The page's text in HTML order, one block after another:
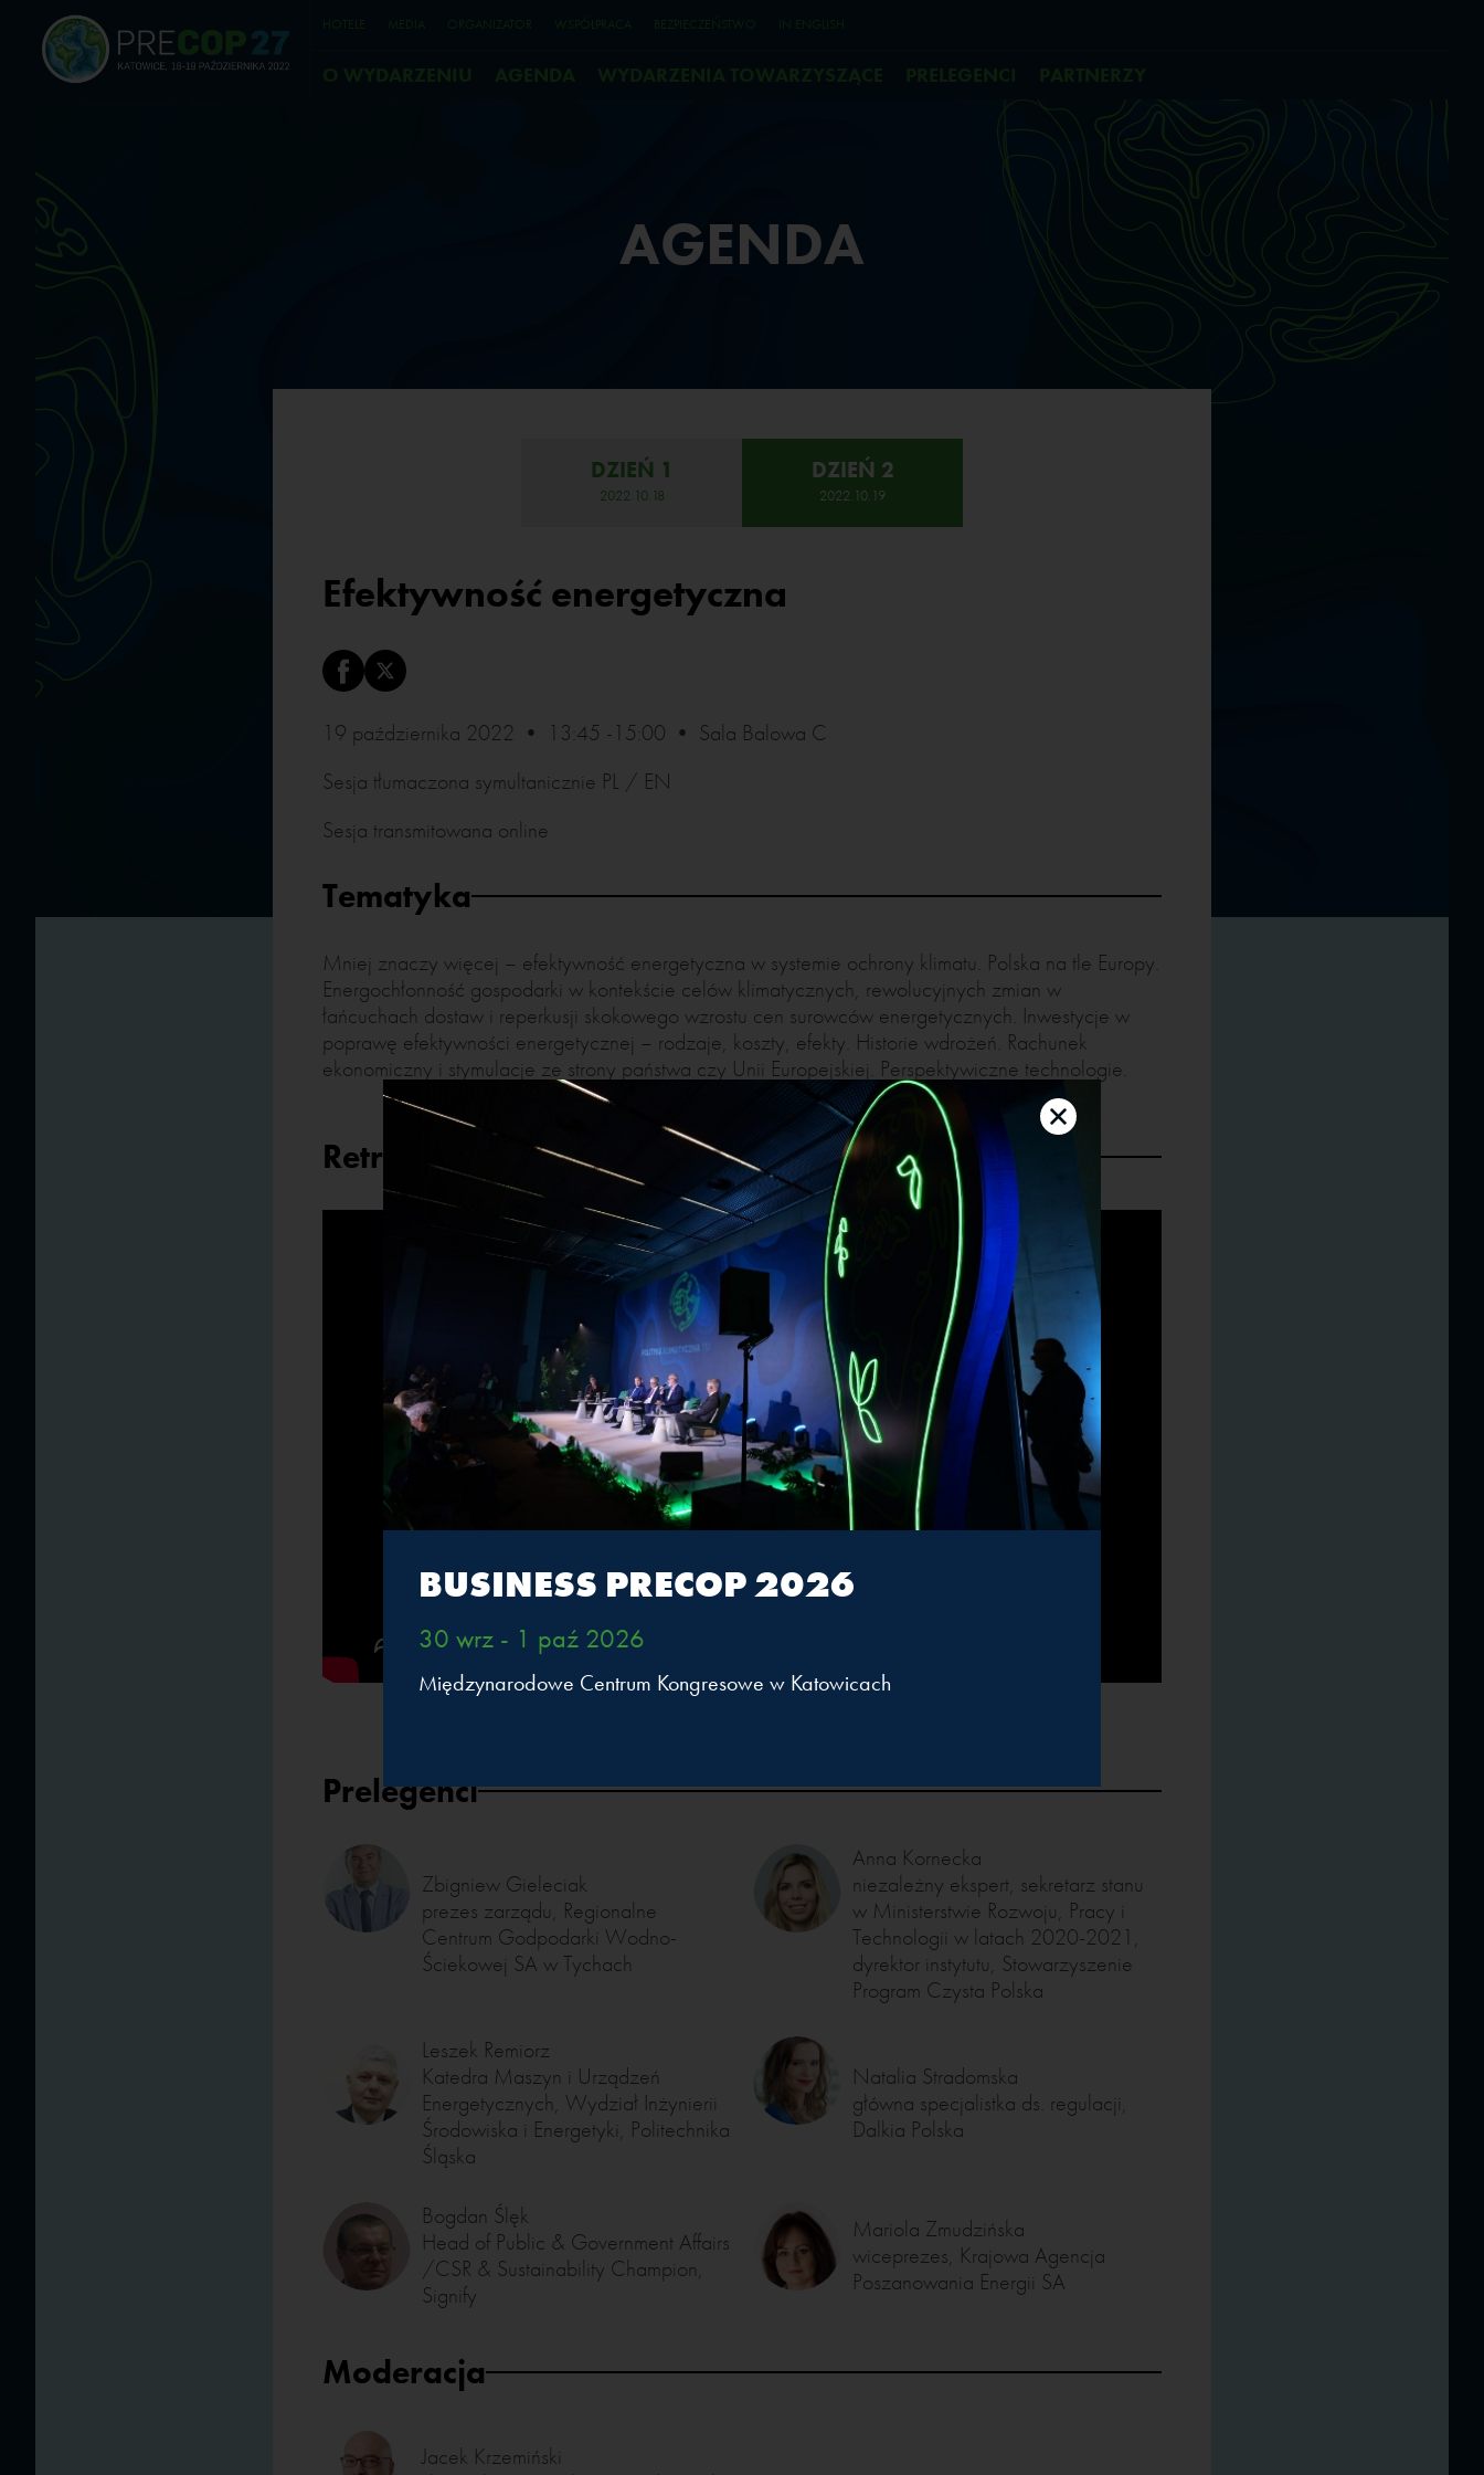
AGENDA
DZIEŃ 1
2022.10.18
DZIEŃ 2
2022.10.19
Efektywność energetyczna
19 października 2022 • 13:45 -15:00 • Sala Balowa C
Sesja tłumaczona symultanicznie PL / EN
Sesja transmitowana online
Tematyka
Mniej znaczy więcej – efektywność energetyczna w systemie ochrony klimatu. Polska na tle Europy.
Energochłonność gospodarki w kontekście celów klimatycznych, rewolucyjnych zmian w
łańcuchach dostaw i reperkusji skokowego wzrostu cen surowców energetycznych. Inwestycje w
poprawę efektywności energetycznej – rodzaje, koszty, efekty. Historie wdrożeń. Rachunek
ekonomiczny i stymulacje ze strony państwa czy Unii Europejskiej. Perspektywiczne technologie.
Retransmisja sesji
Prelegenci
Zbigniew Gieleciak
prezes zarządu, Regionalne
Centrum Godpodarki Wodno-
Ściekowej SA w Tychach
Anna Kornecka
niezależny ekspert, sekretarz stanu
w Ministerstwie Rozwoju, Pracy i
Technologii w latach 2020-2021,
dyrektor instytutu, Stowarzyszenie
Program Czysta Polska
Leszek Remiorz
Katedra Maszyn i Urządzeń
Energetycznych, Wydział Inżynierii
Środowiska i Energetyki, Politechnika
Śląska
Natalia Stradomska
główna specjalistka ds. regulacji,
Dalkia Polska
Bogdan Ślęk
Head of Public & Government Affairs
/CSR & Sustainability Champion,
Signify
Mariola Zmudzińska
wiceprezes, Krajowa Agencja
Poszanowania Energii SA
Moderacja
Jacek Krzemiński
BUSINESS PRECOP 2026
30 wrz - 1 paź 2026
Międzynarodowe Centrum Kongresowe w Katowicach